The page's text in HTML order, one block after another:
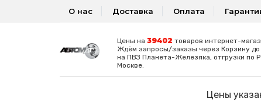
О нас Доставка Оплата
Цены на 39402 товаров интернет-
Ждём запросы/заказы через Корзину
на ПВЗ Планета-Железяка, отгрузки по
Москве.
Цены